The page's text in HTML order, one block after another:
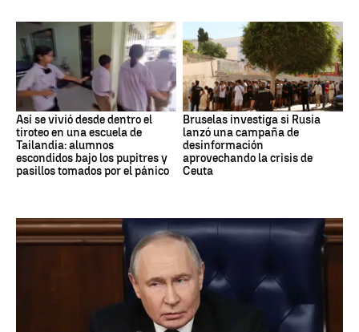
Así se vivió desde dentro el
tiroteo en una escuela de
Tailandia: alumnos
escondidos bajo los pupitres y
pasillos tomados por el pánico
Bruselas investiga si Rusia
lanzó una campaña de
desinformación
aprovechando la crisis de
Ceuta